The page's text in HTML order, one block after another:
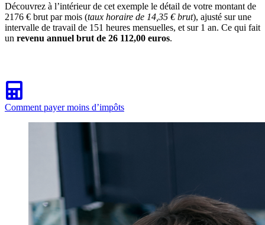
Découvrez à l’intérieur de cet exemple le détail de votre montant de
2176 € brut par mois (taux horaire de 14,35 € brut), ajusté sur une
intervalle de travail de 151 heures mensuelles, et sur 1 an. Ce qui fait
un revenu annuel brut de 26 112,00 euros.
Comment payer moins d’impôts